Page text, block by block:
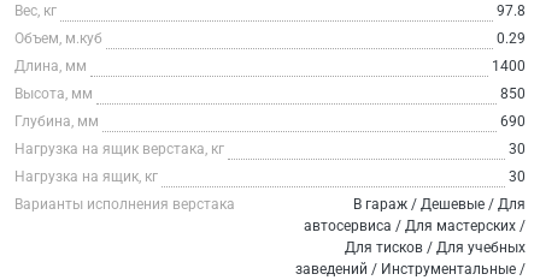
Вес, кг
97.8
Объем, м.куб
0.29
Длина, мм
1400
Высота, мм
850
Глубина, мм
690
Нагрузка на ящик верстака, кг
30
Нагрузка на ящик, кг
30
Варианты исполнения верстака
В гараж / Дешевые / Для
автосервиса / Для мастерских /
Для тисков / Для учебных
заведений / Инструментальные /